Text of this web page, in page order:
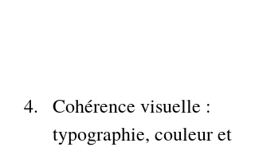
Cohérence visuelle :
typographie, couleur et